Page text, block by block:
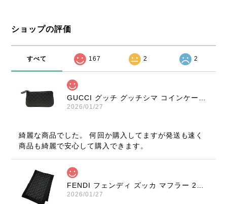
ショップの評価
すべて 167 2 2
GUCCI グッチ グッチシマ コインケース ブラック 9347-202212
2026/01/27
綺麗な商品でした。 何回か購入してますが発送も速く
商品も綺麗で安心して購入できます。
FENDI フェンディ ズッカ マフラー 22816-202512
2026/01/27